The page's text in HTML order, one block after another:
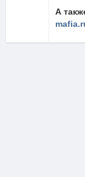
А